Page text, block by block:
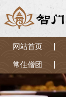
网站首页
常住僧团